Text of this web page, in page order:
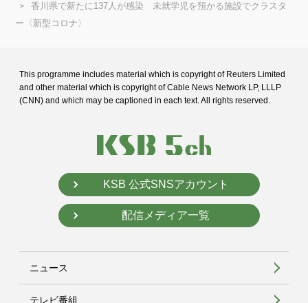
香川県で新たに137人が感染 未就学児を預かる施設でクラスタ
ー〈新型コロナ〉
This programme includes material which is copyright of Reuters Limited
and other material which is copyright of Cable News Network LP, LLLP
(CNN) and which may be captioned in each text. All rights reserved.
KSB 公式SNSアカウント
配信メディア一覧
ニュース
テレビ番組